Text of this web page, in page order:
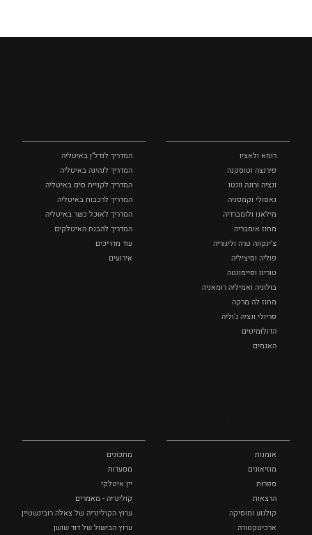
רומא ולאציו
פירנצה וטוסקנה ‏
ונציה ורונה וונטו
נאפולי‏ וקמפניה
מילאנו ולומברדיה
מחוז אומבריה
צ'ינקווה טרה וליגוריה
פוליה וסיציליה ‏
טורינו ופיימונטה
בולוניה ואמיליה רומאניה
מחוז לה מרקה
פריולי ונציה ג'וליה
הדולומיטים
האגמים
המדריך לנדל"ן באיטליה
המדריך לנהיגה באיטליה
המדריך לקניית סים באיטליה
המדריך לרכבות באיטליה
המדריך לאוכל כשר באיטליה
המדריך להבנת האיטלקים
עוד מדריכים
אירועים
אומנות
מוזיאונים
ספרות
הרצאות
קולנוע ומוסיקה
ארכיטקטורה
מתכונים
מסעדות
יין איטלקי
קולינריה - מאמרים
ערוץ הקולינריה של צאלה רובינשטיין
ערוץ הבישול של דוד שושן